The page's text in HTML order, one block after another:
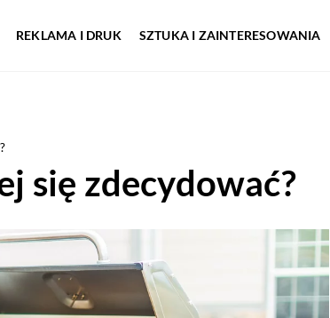
REKLAMA I DRUK SZTUKA I ZAINTERESOWANIA
się zdecydować?